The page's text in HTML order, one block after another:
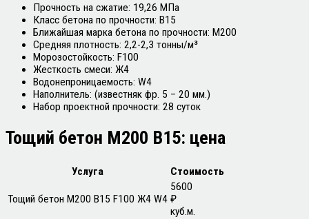
Прочность на сжатие: 19,26 МПа
Класс бетона по прочности: B15
Ближайшая марка бетона по прочности: М200
Средняя плотность: 2,2-2,3 тонны/м³
Морозостойкость: F100
Жесткость смеси: Ж4
Водонепроницаемость: W4
Наполнитель: (известняк фр. 5 – 20 мм.)
Набор проектной прочности: 28 суток
Тощий бетон М200 В15: цена
Услуга Стоимость
Тощий бетон М200 B15 F100 Ж4 W4
5600
₽
куб.м.